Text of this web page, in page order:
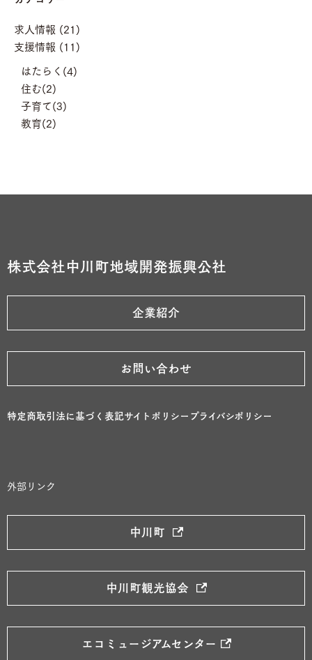
求人情報 (21)
支援情報 (11)
はたらく(4)
住む(2)
子育て(3)
教育(2)
株式会社中川町地域開発振興公社
企業紹介
お問い合わせ
特定商取引法に基づく表記サイトポリシー プライバシポリシー
外部リンク
中川町
中川町観光協会
エコミュージアムセンター